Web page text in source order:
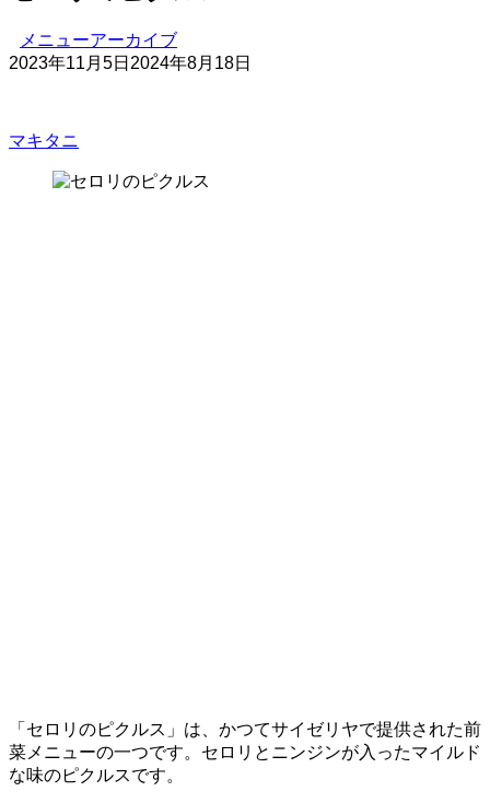
メニューアーカイブ
2023年11月5日 2024年8月18日
マキタニ
「セロリのピクルス」は、かつてサイゼリヤで提供された前
菜メニューの一つです。セロリとニンジンが入ったマイルド
な味のピクルスです。